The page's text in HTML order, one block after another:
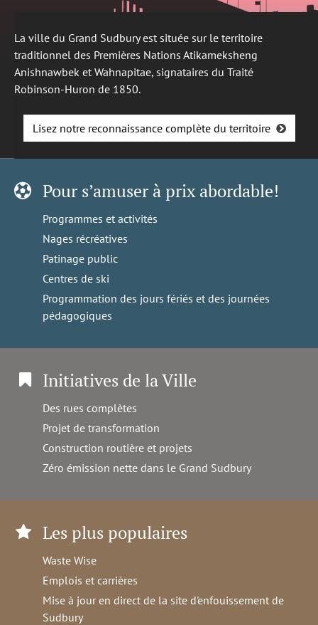
La ville du Grand Sudbury est située sur le territoire
traditionnel des Premières Nations Atikameksheng
Anishnawbek et Wahnapitae, signataires du Traité
Robinson-Huron de 1850.
Lisez notre reconnaissance complète du territoire
Pour s’amuser à prix abordable!
Programmes et activités
Nages récréatives
Patinage public
Centres de ski
Programmation des jours fériés et des journées
pédagogiques
Initiatives de la Ville
Des rues complètes
Projet de transformation
Construction routière et projets
Zéro émission nette dans le Grand Sudbury
Les plus populaires
Waste Wise
Emplois et carrières
Mise à jour en direct de la site d'enfouissement de
Sudbury